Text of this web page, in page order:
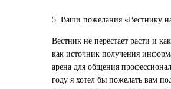
5. Ваши пожелания «Вестнику
Вестник не перестает расти и
как источник получения
арена для общения
году я хотел бы пожелать вам